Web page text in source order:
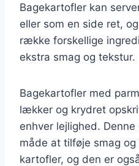
Bagekartofler kan
eller som en side ret,
række forskellige
ekstra smag og tekstur.
Bagekartofler med
lækker og krydret
enhver lejlighed.
måde at tilføje smag
kartofler, og den er